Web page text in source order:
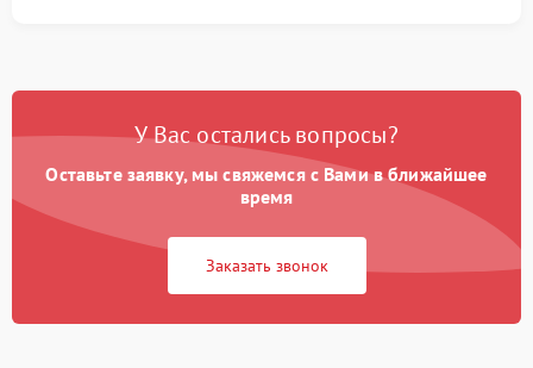
У Вас остались вопросы?
Оставьте заявку, мы свяжемся с Вами в ближайшее
время
Заказать звонок